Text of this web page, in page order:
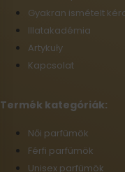
Gyakran ismételt
Illatakadémia
Artykuły
Kapcsolat
Termék kategóriák:
Női parfümök
Férfi parfümök
Unisex parfümök